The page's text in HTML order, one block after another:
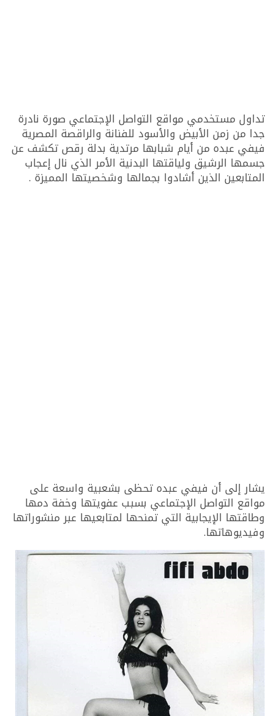
تداول مستخدمي مواقع التواصل الإجتماعي صورة نادرة
جدا من زمن الأبيض والأسود للفنانة والراقصة المصرية
فيفي عبده من أيام شبابها مرتدية بدلة رقص تكشف عن
جسمها الرشيق ولياقتها البدنية الأمر الذي نال إعجاب
المتابعين الذين أشادوا بجمالها وشخصيتها المميزة .
يشار إلى أن فيفي عبده تحظى بشعبية واسعة على
مواقع التواصل الإجتماعي بسبب عفويتها وخفة دمها
وطاقتها الإيجابية التي تمنحها لمتابعيها عبر منشوراتها
وفيديوهاتها.